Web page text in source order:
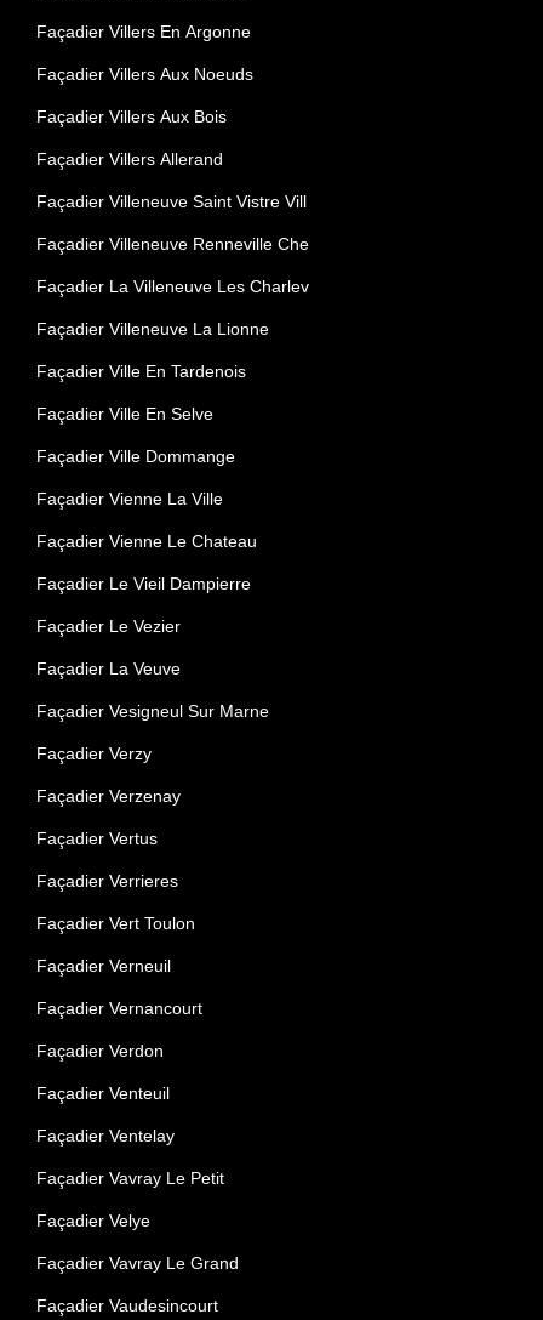
Façadier Villers En Argonne
Façadier Villers Aux Noeuds
Façadier Villers Aux Bois
Façadier Villers Allerand
Façadier Villeneuve Saint Vistre Vill
Façadier Villeneuve Renneville Che
Façadier La Villeneuve Les Charlev
Façadier Villeneuve La Lionne
Façadier Ville En Tardenois
Façadier Ville En Selve
Façadier Ville Dommange
Façadier Vienne La Ville
Façadier Vienne Le Chateau
Façadier Le Vieil Dampierre
Façadier Le Vezier
Façadier La Veuve
Façadier Vesigneul Sur Marne
Façadier Verzy
Façadier Verzenay
Façadier Vertus
Façadier Verrieres
Façadier Vert Toulon
Façadier Verneuil
Façadier Vernancourt
Façadier Verdon
Façadier Venteuil
Façadier Ventelay
Façadier Vavray Le Petit
Façadier Velye
Façadier Vavray Le Grand
Façadier Vaudesincourt